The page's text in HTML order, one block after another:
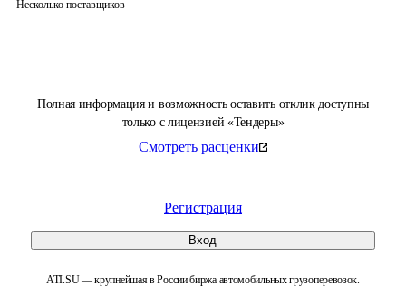
Полная информация и возможность оставить отклик доступны
только с лицензией «Тендеры»
Смотреть расценки
Регистрация
Вход
ATI.SU — крупнейшая в России биржа автомобильных грузоперевозок.
Несколько поставщиков